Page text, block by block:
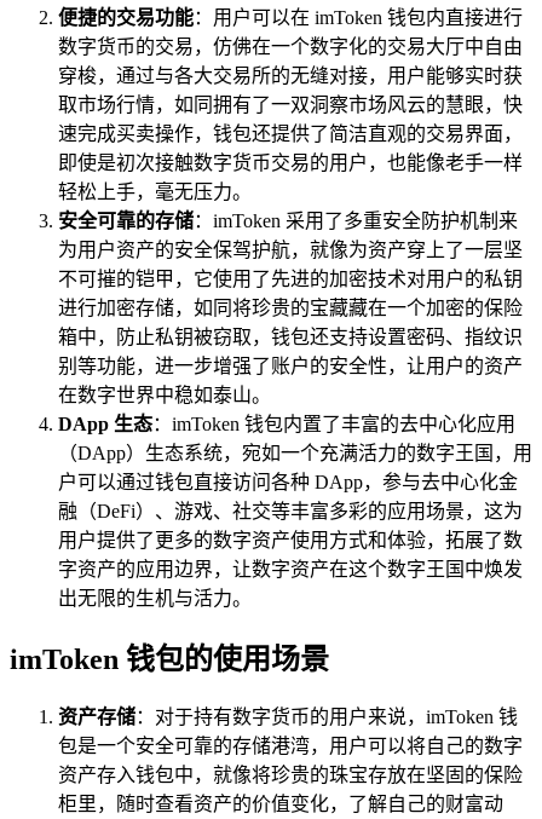
便捷的交易功能：用户可以在 imToken 钱包内直接进行
数字货币的交易，仿佛在一个数字化的交易大厅中自由
穿梭，通过与各大交易所的无缝对接，用户能够实时获
取市场行情，如同拥有了一双洞察市场风云的慧眼，快
速完成买卖操作，钱包还提供了简洁直观的交易界面，
即使是初次接触数字货币交易的用户，也能像老手一样
轻松上手，毫无压力。
安全可靠的存储：imToken 采用了多重安全防护机制来
为用户资产的安全保驾护航，就像为资产穿上了一层坚
不可摧的铠甲，它使用了先进的加密技术对用户的私钥
进行加密存储，如同将珍贵的宝藏藏在一个加密的保险
箱中，防止私钥被窃取，钱包还支持设置密码、指纹识
别等功能，进一步增强了账户的安全性，让用户的资产
在数字世界中稳如泰山。
DApp 生态：imToken 钱包内置了丰富的去中心化应用
（DApp）生态系统，宛如一个充满活力的数字王国，用
户可以通过钱包直接访问各种 DApp，参与去中心化金
融（DeFi）、游戏、社交等丰富多彩的应用场景，这为
用户提供了更多的数字资产使用方式和体验，拓展了数
字资产的应用边界，让数字资产在这个数字王国中焕发
出无限的生机与活力。
imToken 钱包的使用场景
资产存储：对于持有数字货币的用户来说，imToken 钱
包是一个安全可靠的存储港湾，用户可以将自己的数字
资产存入钱包中，就像将珍贵的珠宝存放在坚固的保险
柜里，随时查看资产的价值变化，了解自己的财富动